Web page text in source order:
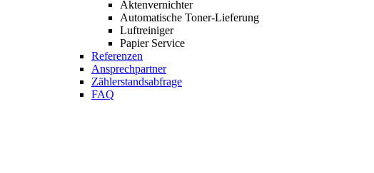
Aktenvernichter
Automatische Toner-Lieferung
Luftreiniger
Papier Service
Referenzen
Ansprechpartner
Zählerstandsabfrage
FAQ